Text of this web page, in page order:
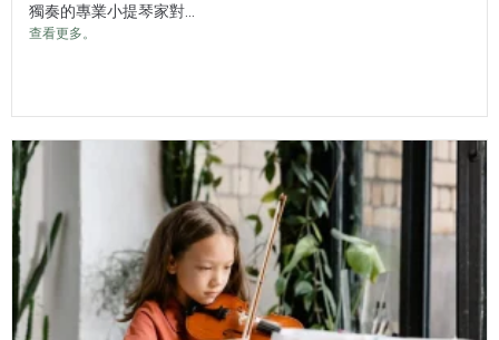
獨奏的專業小提琴家對...
查看更多。